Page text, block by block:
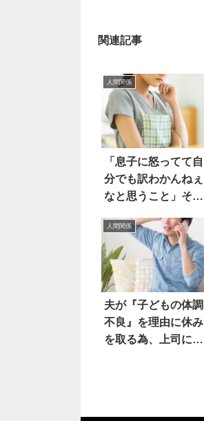
関連記事
人間関係
「息子に怒ってて自
分でも訳わかんねぇ
なと思うこと」それ
人間関係
夫が『子どもの体調
不良』を理由に休み
を取る為、上司に電